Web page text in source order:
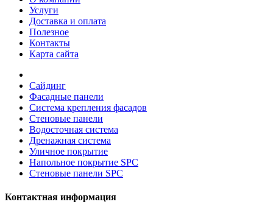
Услуги
Доставка и оплата
Полезное
Контакты
Карта сайта
Сайдинг
Фасадные панели
Система крепления фасадов
Стеновые панели
Водосточная система
Дренажная система
Уличное покрытие
Напольное покрытие SPC
Стеновые панели SPC
Контактная информация